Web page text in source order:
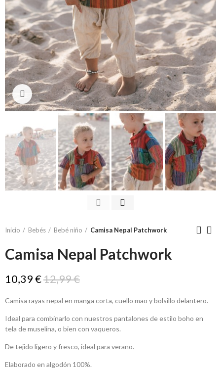
Ampliar
Inicio Bebés Bebé niño Camisa Nepal Patchwork
Camisa Nepal Patchwork
10,39 €12,99 €
Camisa rayas nepal en manga corta, cuello mao y bolsillo delantero.
Ideal para combinarlo con nuestros pantalones de estilo boho en
tela de muselina, o bien con vaqueros.
De tejido ligero y fresco, ideal para verano.
Elaborado en algodón 100%.